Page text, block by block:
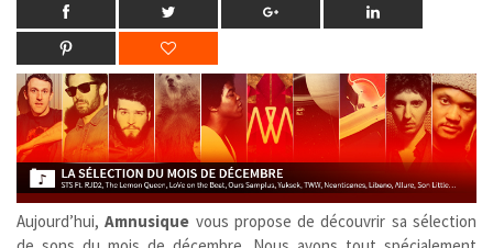
Aujourd’hui,Amnusique vous propose de découvrir sa sélection